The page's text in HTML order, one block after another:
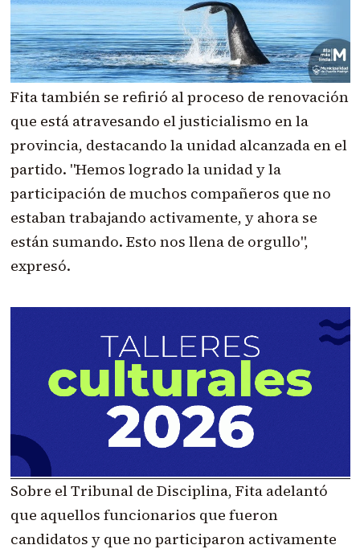
Fita también se refirió al proceso de renovación
que está atravesando el justicialismo en la
provincia, destacando la unidad alcanzada en el
partido. "Hemos logrado la unidad y la
participación de muchos compañeros que no
estaban trabajando activamente, y ahora se
están sumando. Esto nos llena de orgullo",
expresó.
Sobre el Tribunal de Disciplina, Fita adelantó
que aquellos funcionarios que fueron
candidatos y que no participaron activamente